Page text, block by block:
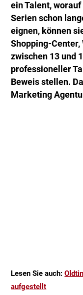
ein Talent,
Serien schon
eignen, können
Shopping-
zwischen 13 und
professioneller
Beweis stellen.
Marketing
Lesen Sie auch:
aufgestellt